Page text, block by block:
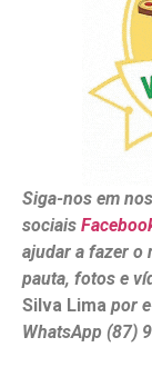
Siga-nos em
sociais
ajudar a fazer o
pauta, fotos e
Silva Lima por
WhatsApp (87)